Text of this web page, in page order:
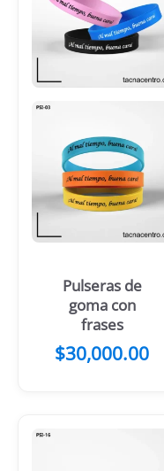
Pulseras de
goma con
frases
$30,000.00